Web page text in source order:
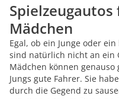
Spielzeugautos
Mädchen
Egal, ob ein Junge oder
sind natürlich nicht an ein
Mädchen können
Jungs gute Fahrer. Sie
durch die Gegend zu